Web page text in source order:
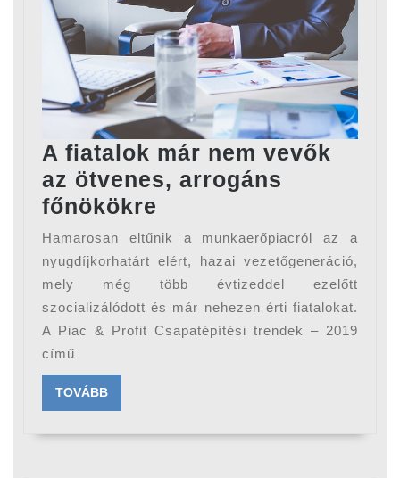
A fiatalok már nem vevők
az ötvenes, arrogáns
főnökökre
fiatalok
már
nem
vevők
az
Hamarosan eltűnik a munkaerőpiacról az a
nyugdíjkorhatárt elért, hazai vezetőgeneráció,
mely még több évtizeddel ezelőtt
szocializálódott és már nehezen érti fiatalokat.
A Piac & Profit Csapatépítési trendek – 2019
című
TOVÁBBTOVÁBB